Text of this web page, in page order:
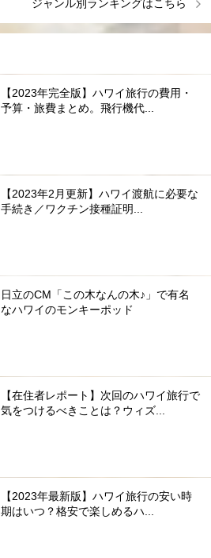
ジャンル別ランキングはこちら
【2023年完全版】ハワイ旅行の費用・
予算・旅費まとめ。飛行機代...
【2023年2月更新】ハワイ渡航に必要な
手続き／ワクチン接種証明...
日立のCM「この木なんの木♪」で有名
なハワイのモンキーポッド
【在住者レポート】次回のハワイ旅行で
気をつけるべきことは？ウィズ...
【2023年最新版】ハワイ旅行の安い時
期はいつ？格安で楽しめるハ...